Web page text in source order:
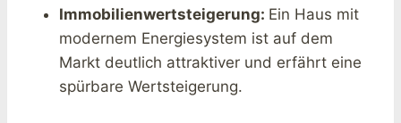
Immobilienwertsteigerung: Ein Haus mit
modernem Energiesystem ist auf dem
Markt deutlich attraktiver und erfährt eine
spürbare Wertsteigerung.